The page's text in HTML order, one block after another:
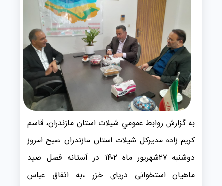
به گزارش روابط عمومي شیلات استان مازندران، قاسم
کریم زاده مدیرکل شیلات استان مازندران صبح امروز
دوشنبه ۲۷شهریور ماه ۱۴۰۲ در آستانه فصل صید
ماهیان استخوانی دریای خزر ،به اتفاق عباس